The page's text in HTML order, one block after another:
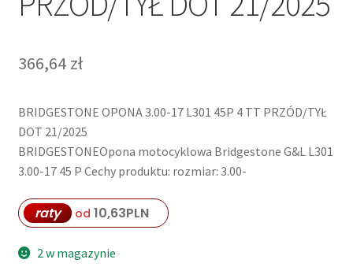
366,64 zł
BRIDGESTONE OPONA 3.00-17 L301 45P 4 TT PRZÓD/TYŁ
DOT 21/2025
BRIDGESTONEOpona motocyklowa Bridgestone G&L L301
3.00-17 45 P Cechy produktu: rozmiar: 3.00-
raty od 10,63PLN
2 w magazynie